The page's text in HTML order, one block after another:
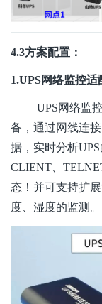
4.3方案配置：
1.UPS网络监控适
UPS网络监
备，通过网线连
据，实时分析
CLIENT、
态！并可支持扩
度、湿度的监测。